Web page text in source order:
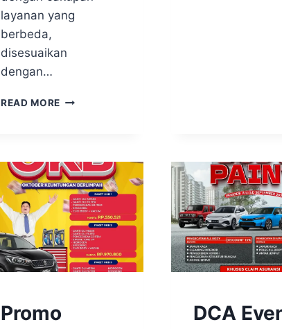
layanan yang
berbeda,
disesuaikan
dengan…
READ MORE
BENGKEL
&
Promo
BENGKEL
&
DCA